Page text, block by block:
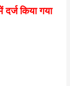
किया गया